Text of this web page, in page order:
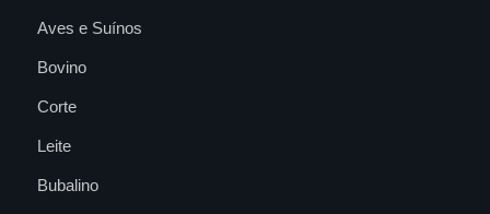
Aves e Suínos
Bovino
Corte
Leite
Bubalino